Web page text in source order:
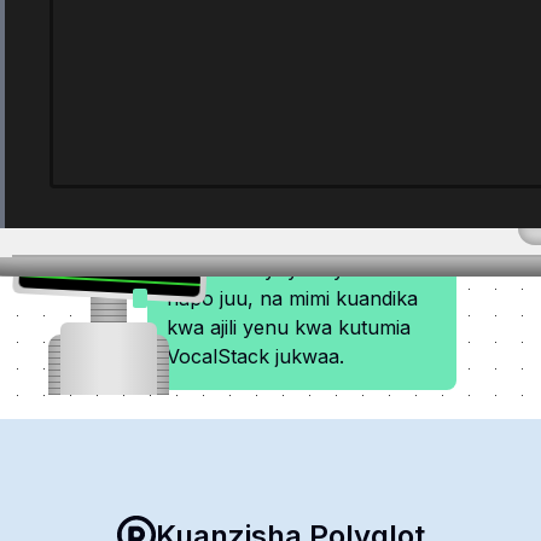
juu ya faili yoyote ya sauti
hapo juu, na mimi kuandika
kwa ajili yenu kwa kutumia
VocalStack jukwaa.